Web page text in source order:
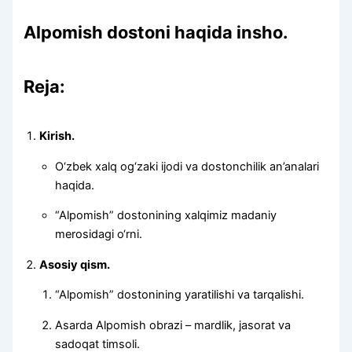
Alpomish dostoni haqida insho.
Reja:
Kirish.
O‘zbek xalq og‘zaki ijodi va dostonchilik an’analari
haqida.
“Alpomish” dostonining xalqimiz madaniy
merosidagi o‘rni.
Asosiy qism.
“Alpomish” dostonining yaratilishi va tarqalishi.
Asarda Alpomish obrazi – mardlik, jasorat va
sadoqat timsoli.